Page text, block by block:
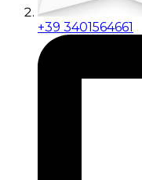
+39 3401564661